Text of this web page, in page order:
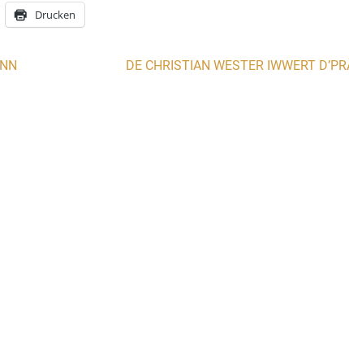
Drucken
DE CHRISTIAN WESTER IWWERT